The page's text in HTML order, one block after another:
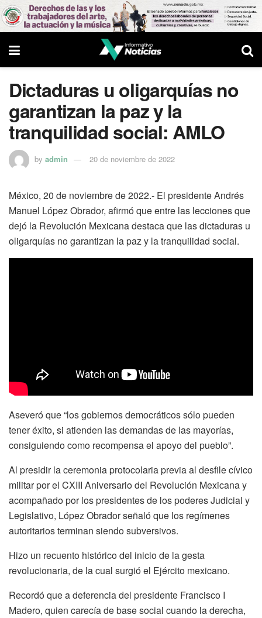
Dictaduras u oligarquías no
garantizan la paz y la
tranquilidad social: AMLO
by admin 20 de noviembre de 2022
México, 20 de noviembre de 2022.- El presidente Andrés
Manuel López Obrador, afirmó que entre las lecciones que
dejó la Revolución Mexicana destaca que las dictaduras u
oligarquías no garantizan la paz y la tranquilidad social.
Aseveró que “los gobiernos democráticos sólo pueden
tener éxito, si atienden las demandas de las mayorías,
consiguiendo como recompensa el apoyo del pueblo”.
Al presidir la ceremonia protocolaria previa al desfile cívico
militar por el CXIII Aniversario del Revolución Mexicana y
acompañado por los presidentes de los poderes Judicial y
Legislativo, López Obrador señaló que los regímenes
autoritarios terminan siendo subversivos.
Hizo un recuento histórico del inicio de la gesta
revolucionaria, de la cual surgió el Ejército mexicano.
Recordó que a deferencia del presidente Francisco I
Madero, quien carecía de base social cuando la derecha,